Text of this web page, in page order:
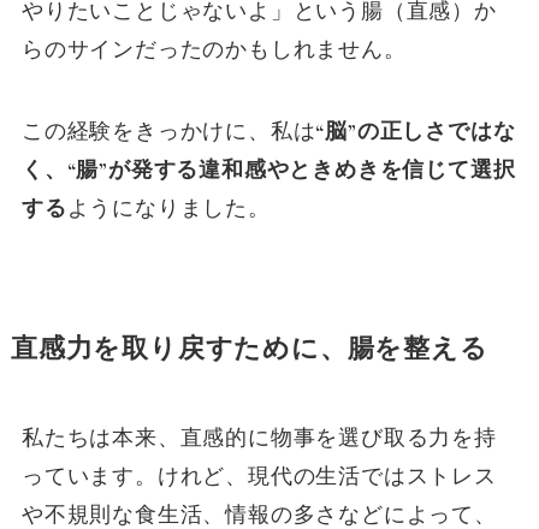
やりたいことじゃないよ」という腸（直感）か
らのサインだったのかもしれません。
この経験をきっかけに、私は“脳”の正しさではな
く、“腸”が発する違和感やときめきを信じて選択
するようになりました。
直感力を取り戻すために、腸を整える
私たちは本来、直感的に物事を選び取る力を持
っています。けれど、現代の生活ではストレス
や不規則な食生活、情報の多さなどによって、